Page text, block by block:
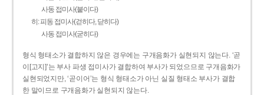
사동 접미사(붙이다)
히: 피동 접미사(걷히다, 닫히다)
사동 접미사(굳히다)
형식 형태소가 결합하지 않은 경우에는 구개음화가 실현되지 않는다. ‘곧
이[고지]’는 부사 파생 접미사가 결합하여 부사가 되었으므로 구개음화가
실현되었지만, ‘곧이어’는 형식 형태소가 아닌 실질 형태소 부사가 결합
한 말이므로 구개음화가 실현되지 않는다.